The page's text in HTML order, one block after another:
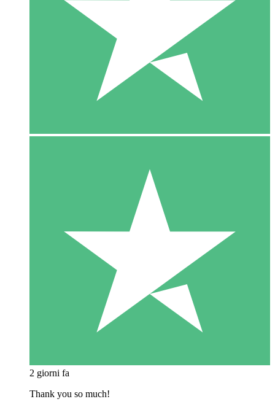
2 giorni fa
Thank you so much!